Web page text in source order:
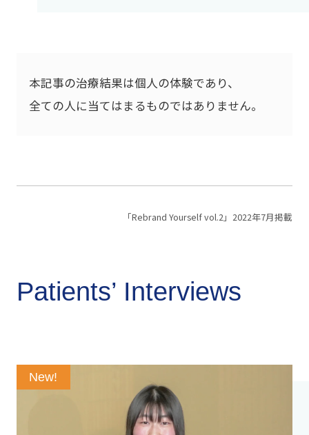
本記事の治療結果は個人の体験であり、
全ての人に当てはまるものではありません。
「Rebrand Yourself vol.2」2022年7月掲載
Patients’ Interviews
New!